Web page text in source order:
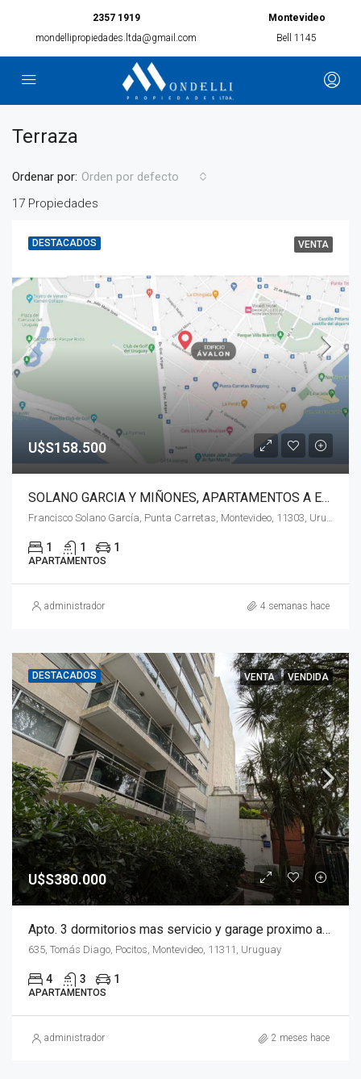
2357 1919
mondellipropiedades.ltda@gmail.com
Montevideo
Bell 1145
Terraza
17 Propiedades
Ordenar por: Orden por defecto
DESTACADOS VENTA
U$S158.500
SOLANO GARCIA Y MIÑONES, APARTAMENTOS A ESTRENAR!!
1 1 1
APARTAMENTOS
administrador 4 semanas hace
DESTACADOS VENTA VENDIDA
U$S380.000
Apto. 3 dormitorios mas servicio y garage proximo a Parque Villa Biarritz
635, Tomás Diago, Pocitos, Montevideo, 11311, Uruguay
4 3 1
APARTAMENTOS
administrador 2 meses hace